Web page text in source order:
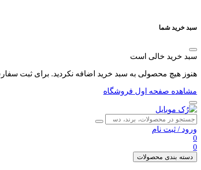
سبد خرید شما
سبد خرید خالی است
هنوز هیچ محصولی به سبد خرید اضافه نکردید. برای ثبت
مشاهده صفحه اول فروشگاه
ورود / ثبت نام
0
0
دسته بندی محصولات